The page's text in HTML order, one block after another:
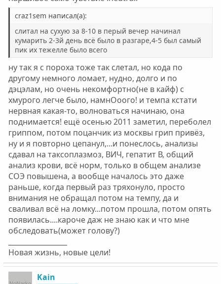
craz1sem написал(а):
слитал на сухую за 8-10 в перый вечер начинал
кумарить 2-3й день всё было в разгаре,4-5 был самый
пик их тежелле было всего
ну так я с пороха тоже так слетал, но кода по
другому немного ломает, нудно, долго и по
дэцэлам, но очень некомфортно(не в кайф) с
хмурого легче было, намнОоого! и темпа кстати
нервная какая-то, волноваться начинаю, она
поднимается! ещё осенью 2011 заметил, переболел
гриппом, потом поцанчик из москвы грип привёз,
ну и я повторно цепанул,...и понеслось, анализы
сдавал на таксоплазмоз, ВИЧ, гепатит В, общий
анализ крови, всё норм, только в общем анализе
СОЭ повышена, а вообще началось это даже
раньше, когда первый раз тряхонуло, просто
внимания не обращал потом на темпу, да и
сваливал всё на ломку...потом прошла, потом опять
появилась....кароче даж не знаю как и что мне
обследовать(может голову?)
Новая жизнь, новые цели!
Kain